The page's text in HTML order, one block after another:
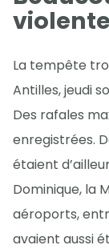
La tempête
Antilles, jeudi
Des rafales
enregistrées.
étaient
Dominique, la
aéroports,
avaient aussi